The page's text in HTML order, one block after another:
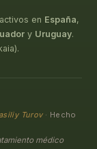
en España,
y Uruguay.
Turov· Hecho
médico